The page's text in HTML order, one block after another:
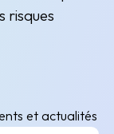
risques
et actualités